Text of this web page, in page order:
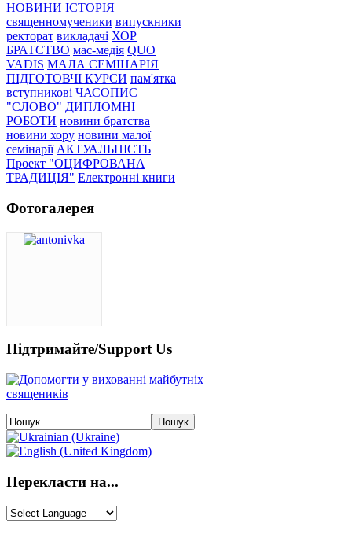
НОВИНИ ІСТОРІЯ
священномученики випускники
ректорат викладачі ХОР
БРАТСТВО мас-медія QUO
VADIS МАЛА СЕМІНАРІЯ
ПІДГОТОВЧІ КУРСИ пам'ятка
вступникові ЧАСОПИС
"СЛОВО" ДИПЛОМНІ
РОБОТИ новини братства
новини хору новини малої
семінарії АКТУАЛЬНІСТЬ
Проект "ОЦИФРОВАНА
ТРАДИЦІЯ" Електронні книги
Фотогалерея
Підтримайте/Support Us
Перекласти на...